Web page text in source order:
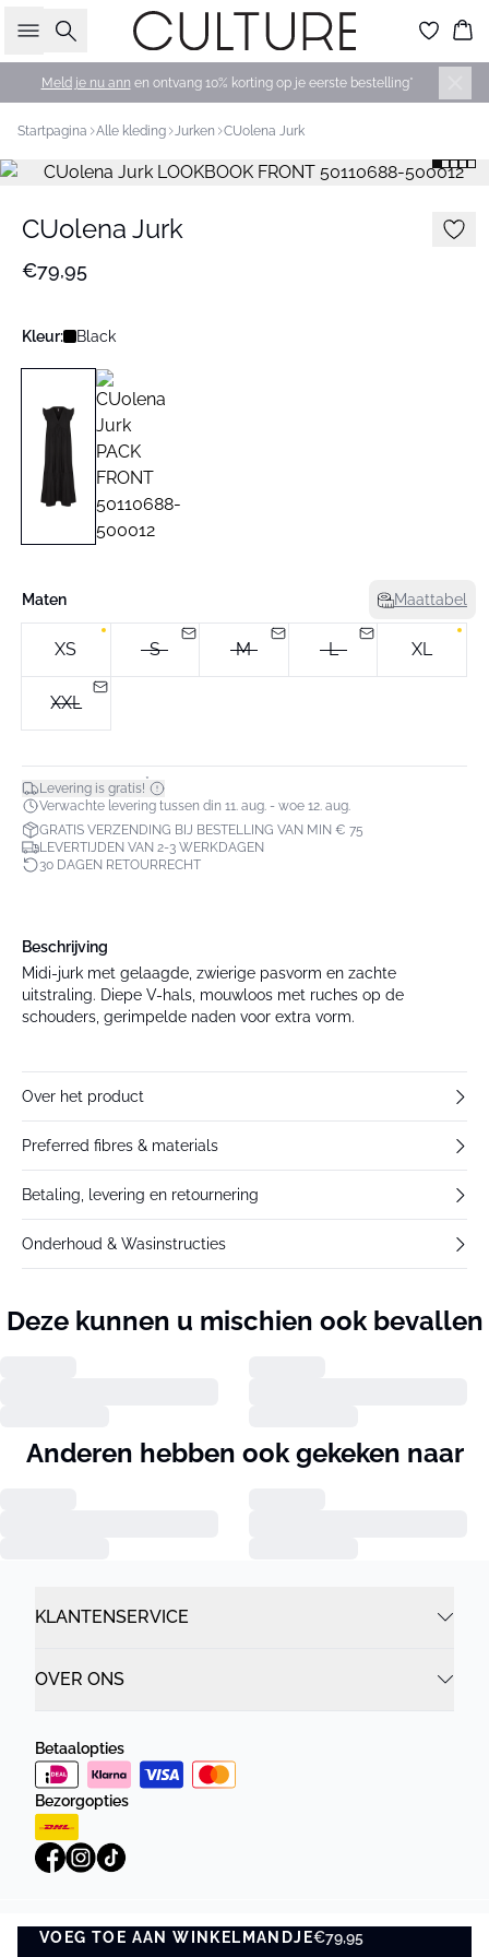
Zoeken
Meld je nu ann en ontvang 10% korting op je eerste bestelling*
Startpagina Alle kleding Jurken CUolena Jurk
CUolena Jurk
€79,95
Kleur: Black
Maten Maattabel
XS S M L XL
XXL
Levering is gratis!*
Verwachte levering tussen din 11. aug. - woe 12. aug.
GRATIS VERZENDING BIJ BESTELLING VAN MIN € 75
LEVERTIJDEN VAN 2-3 WERKDAGEN
30 DAGEN RETOURRECHT
VOEG TOE AAN WINKELMANDJE€79,95
VOEG TOE AAN WINKELMANDJE
Beschrijving
Midi-jurk met gelaagde, zwierige pasvorm en zachte
uitstraling. Diepe V-hals, mouwloos met ruches op de
schouders, gerimpelde naden voor extra vorm.
Over het product
Preferred fibres & materials
Betaling, levering en retournering
Onderhoud & Wasinstructies
Deze kunnen u mischien ook bevallen
Anderen hebben ook gekeken naar
KLANTENSERVICE
OVER ONS
Betaalopties
Bezorgopties
Privacybeleid Algemene Voorwaarden